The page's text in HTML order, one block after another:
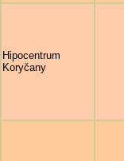
Hipocentrum
Koryčany